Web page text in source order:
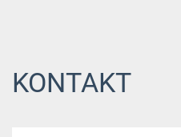
KONTAKT